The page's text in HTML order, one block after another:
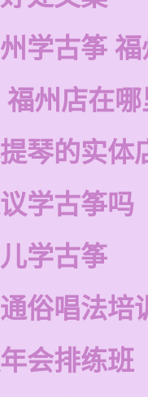
学古筝
州店在
琴的实体
学古筝吗
学古筝
俗唱法培
会排练班